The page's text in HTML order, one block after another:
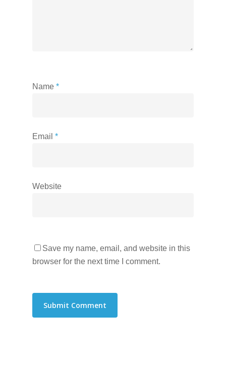
Name *
Email *
Website
Save my name, email, and website in this
browser for the next time I comment.